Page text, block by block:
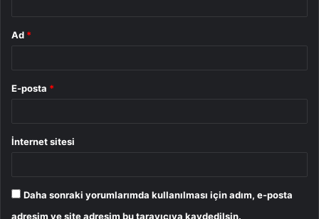
Ad *
E-posta *
İnternet sitesi
Daha sonraki yorumlarımda kullanılması için adım, e-posta
adresim ve site adresim bu tarayıcıya kaydedilsin.